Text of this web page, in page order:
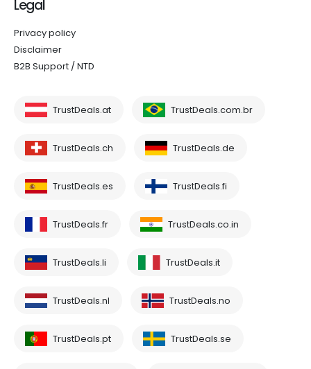
Legal
Privacy policy
Disclaimer
B2B Support / NTD
TrustDeals.at TrustDeals.com.br
TrustDeals.ch TrustDeals.de
TrustDeals.es TrustDeals.fi
TrustDeals.fr TrustDeals.co.in
TrustDeals.li TrustDeals.it
TrustDeals.nl TrustDeals.no
TrustDeals.pt TrustDeals.se